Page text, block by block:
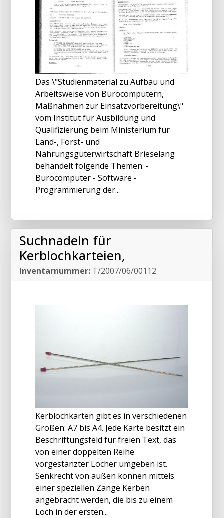
Das \"Studienmaterial zu Aufbau und
Arbeitsweise von Bürocomputern,
Maßnahmen zur Einsatzvorbereitung\"
vom Institut für Ausbildung und
Qualifizierung beim Ministerium für
Land-, Forst- und
Nahrungsgüterwirtschaft Brieselang
behandelt folgende Themen: -
Bürocomputer - Software -
Programmierung der...
Suchnadeln für
Kerblochkarteien,
Inventarnummer: T/2007/06/00112
Kerblochkarten gibt es in verschiedenen
Größen: A7 bis A4. Jede Karte besitzt ein
Beschriftungsfeld für freien Text, das
von einer doppelten Reihe
vorgestanzter Löcher umgeben ist.
Senkrecht von außen können mittels
einer speziellen Zange Kerben
angebracht werden, die bis zu einem
Loch in der ersten...